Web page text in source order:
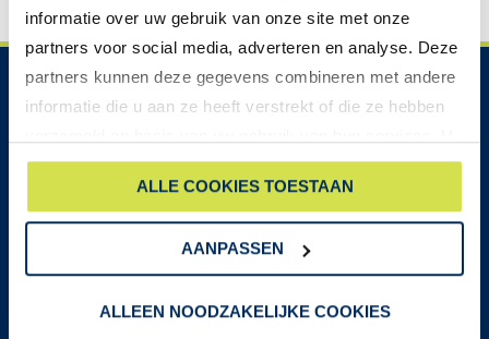
informatie over uw gebruik van onze site met onze
partners voor social media, adverteren en analyse. Deze
partners kunnen deze gegevens combineren met andere
informatie die u aan ze heeft verstrekt of die ze hebben
gaat akkoord met onze cookies als u onze website blijft
ALLE COOKIES TOESTAAN
AANPASSEN
ALLEEN NOODZAKELIJKE COOKIES
Woensdag:
09:00-17:00
Donderdag:
09:00-17:00
Alleen op afspraak geopend
GA DIRECT NAAR